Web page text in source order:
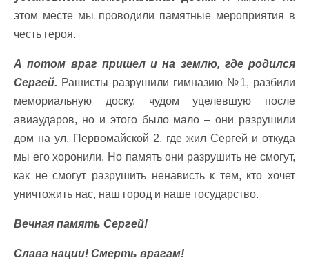
этом месте мы проводили памятные мероприятия в
честь героя.
А потом враг пришел и на землю, где родился
Сергей. Рашисты разрушили гимназию №1, разбили
мемориальную доску, чудом уцелевшую после
авиаударов, но и этого было мало – они разрушили
дом на ул. Первомайской 2, где жил Сергей и откуда
мы его хоронили. Но память они разрушить не смогут,
как не смогут разрушить ненависть к тем, кто хочет
уничтожить нас, наш город и наше государство.
Вечная память Сергей!
Слава нации! Смерть врагам!